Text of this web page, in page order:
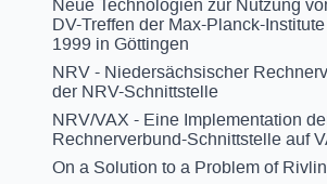
Neue Technologien zur Nutzung
DV-Treffen der Max-Planck-
1999 in Göttingen
NRV - Niedersächsischer
der NRV-Schnittstelle
NRV/VAX - Eine Implementation
Rechnerverbund-Schnittstelle auf
On a Solution to a Problem of Rivlin